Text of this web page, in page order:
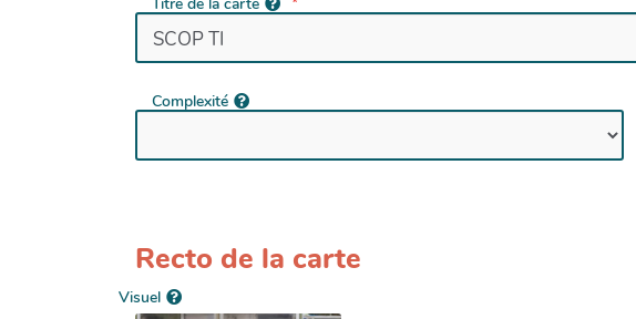
Complexité
Recto de la carte
Visuel